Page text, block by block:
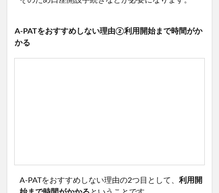
A-PATをおすすめしない理由②利用開始まで時間がか
かる
A-PATをおすすめしない理由の2つ目として、 利用開